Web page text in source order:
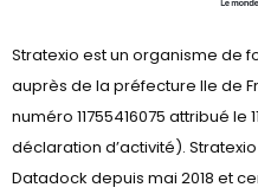
Stratexio est un organisme de
auprès de la préfecture lle de
numéro 11755416075 attribué le
déclaration d’activité).
Datadock depuis mai 2018 et